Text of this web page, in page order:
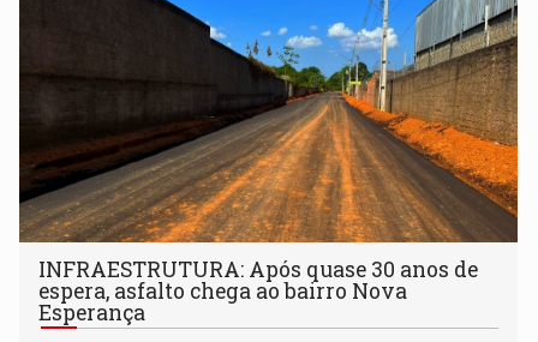
INFRAESTRUTURA: Após quase 30 anos de
espera, asfalto chega ao bairro Nova
Esperança